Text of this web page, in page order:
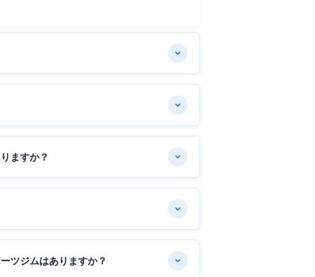
ますか？
ツジムはありますか？